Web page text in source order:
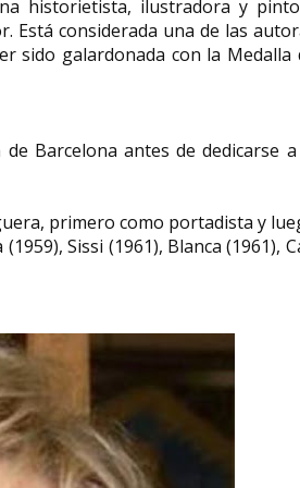
historietista, ilustradora y
Está considerada una de las
sido galardonada con la Medalla
Barcelona antes de dedicarse
primero como portadista y
Sissi (1961), Blanca (1961),
en salud